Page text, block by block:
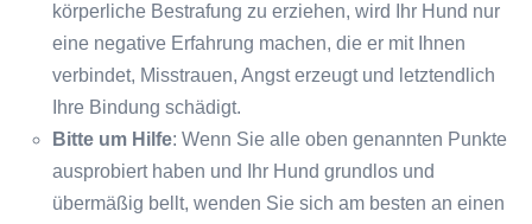
körperliche Bestrafung zu erziehen, wird Ihr Hund nur
eine negative Erfahrung machen, die er mit Ihnen
verbindet, Misstrauen, Angst erzeugt und letztendlich
Ihre Bindung schädigt.
Bitte um Hilfe: Wenn Sie alle oben genannten Punkte
ausprobiert haben und Ihr Hund grundlos und
übermäßig bellt, wenden Sie sich am besten an einen